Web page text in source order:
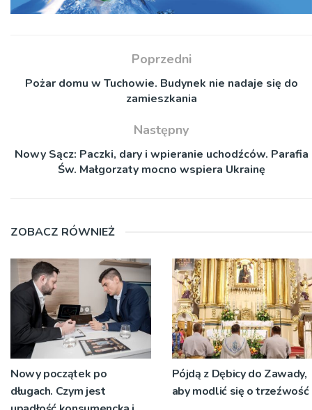
Poprzedni
Pożar domu w Tuchowie. Budynek nie nadaje się do
zamieszkania
Następny
Nowy Sącz: Paczki, dary i wpieranie uchodźców. Parafia
Św. Małgorzaty mocno wspiera Ukrainę
ZOBACZ RÓWNIEŻ
Nowy początek po
długach. Czym jest
Pójdą z Dębicy do Zawady,
aby modlić się o trzeźwość